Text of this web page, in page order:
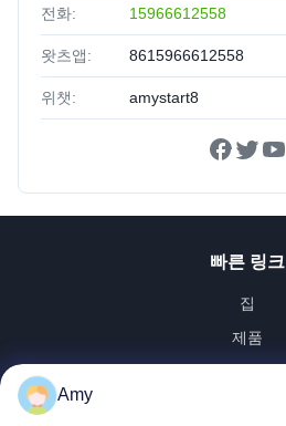
전화: 15966612558
왓츠앱: 8615966612558
위챗: amystart8
빠른 링크
집
제품
Amy